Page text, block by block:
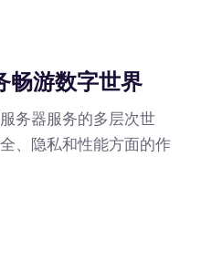
畅游数字世界
务器服务的多层次世
、隐私和性能方面的作